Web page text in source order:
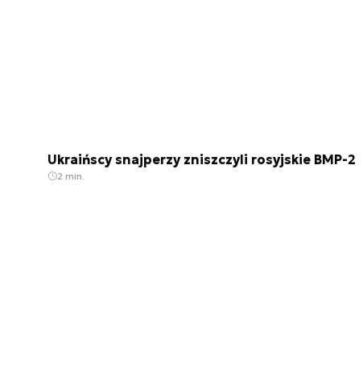
Ukraińscy snajperzy zniszczyli rosyjskie BMP-2
2 min.